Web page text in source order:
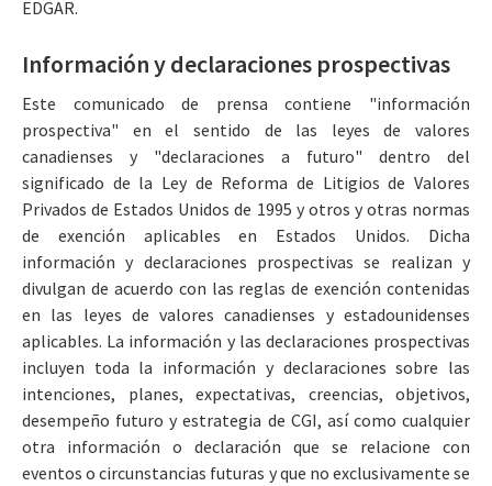
EDGAR.
Información y declaraciones prospectivas
Este comunicado de prensa contiene "información
prospectiva" en el sentido de las leyes de valores
canadienses y "declaraciones a futuro" dentro del
significado de la Ley de Reforma de Litigios de Valores
Privados de Estados Unidos de 1995 y otros y otras normas
de exención aplicables en Estados Unidos. Dicha
información y declaraciones prospectivas se realizan y
divulgan de acuerdo con las reglas de exención contenidas
en las leyes de valores canadienses y estadounidenses
aplicables. La información y las declaraciones prospectivas
incluyen toda la información y declaraciones sobre las
intenciones, planes, expectativas, creencias, objetivos,
desempeño futuro y estrategia de CGI, así como cualquier
otra información o declaración que se relacione con
eventos o circunstancias futuras y que no exclusivamente se